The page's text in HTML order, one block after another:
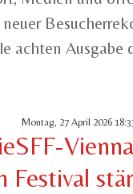
neuer
achten Ausgabe
Montag, 27 April 2026
Festival